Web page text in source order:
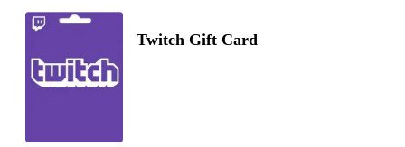
Twitch Gift Card